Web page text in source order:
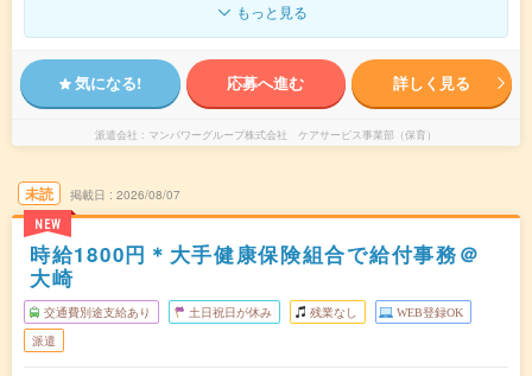
もっと見る
気になる! 応募へ進む 詳しく見る
派遣会社 マンパワーグループ株式会社 ケアサービス事業部（保育）
未読
NEW
掲載日 2026/08/07
時給1800円＊大手健康保険組合で給付事務＠
大崎
交通費別途支給あり 土日祝日が休み 残業なし WEB登録OK
派遣